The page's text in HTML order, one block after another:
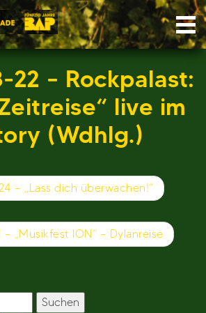
– Rockpalast:
live im
(Wdhlg.)
– „Lass dich überwachen!“
„Musikfest ION“ – Dylanreise